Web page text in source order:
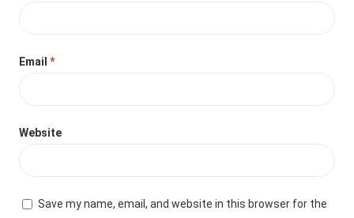
Email*
Website
Save my name, email, and website in this browser for the